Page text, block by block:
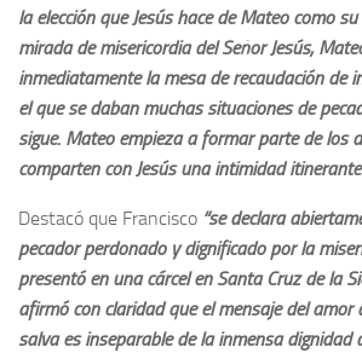
la elección que Jesús hace de Mateo como
mirada de misericordia del Señor Jesús,
inmediatamente la mesa de recaudación de
el que se daban muchas situaciones de
sigue. Mateo empieza a formar parte de los
comparten con Jesús una intimidad
Destacó que Francisco “se declara
pecador perdonado y dignificado por la
presentó en una cárcel en Santa Cruz de la
afirmó con claridad que el mensaje del amor
salva es inseparable de la inmensa dignidad